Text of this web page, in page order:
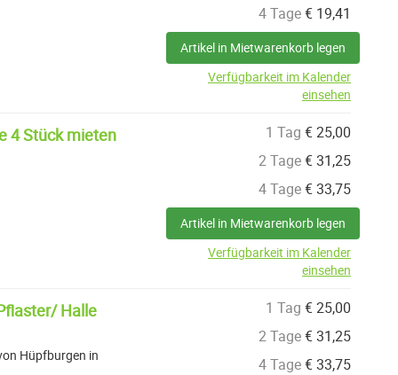
4 Tage€ 19,41
Artikel in Mietwarenkorb legen
Verfügbarkeit im Kalender
einsehen
1 Tag €25,00
2 Tage€31,25
4 Tage€33,75
Artikel in Mietwarenkorb legen
Verfügbarkeit im Kalender
einsehen
4 Stück mieten
1 Tag €25,00
2 Tage€31,25
4 Tage€33,75
Halle
Hüpfburgen in